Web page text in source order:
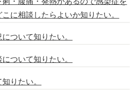
に相談したらよいか知りたい。
ついて知りたい。
ついて知りたい。
りたい。